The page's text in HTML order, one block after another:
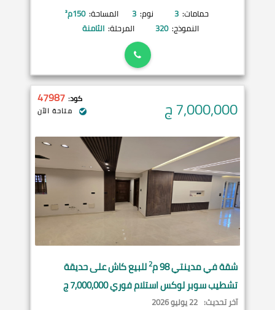
حمامات: 3 نوم: 3 المساحة: 150م²
النموذج: 320 المرحلة: الثامنة
7,000,000ج كود: 47987
متاحة الآن
شقة فيمدينتي98 م 2للبيع كاش على حديقة
تشطيب سوبر لوكس استلام فوري 7,000,000 ج
آخر تحديث: 22 يوليو 2026